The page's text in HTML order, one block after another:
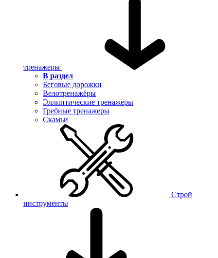
тренажеры
В раздел
Беговые дорожки
Велотренажёры
Эллиптические тренажёры
Гребные тренажеры
Скамьи
Строй
инструменты